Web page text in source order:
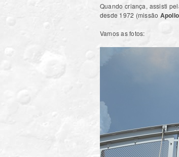
Quando criança, assisti
desde 1972 (missão
Vamos as fotos: